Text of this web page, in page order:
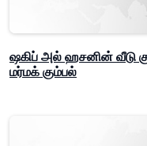
ஷகிப் அல் ஹசனின் வீடு
மர்மக் கும்பல்